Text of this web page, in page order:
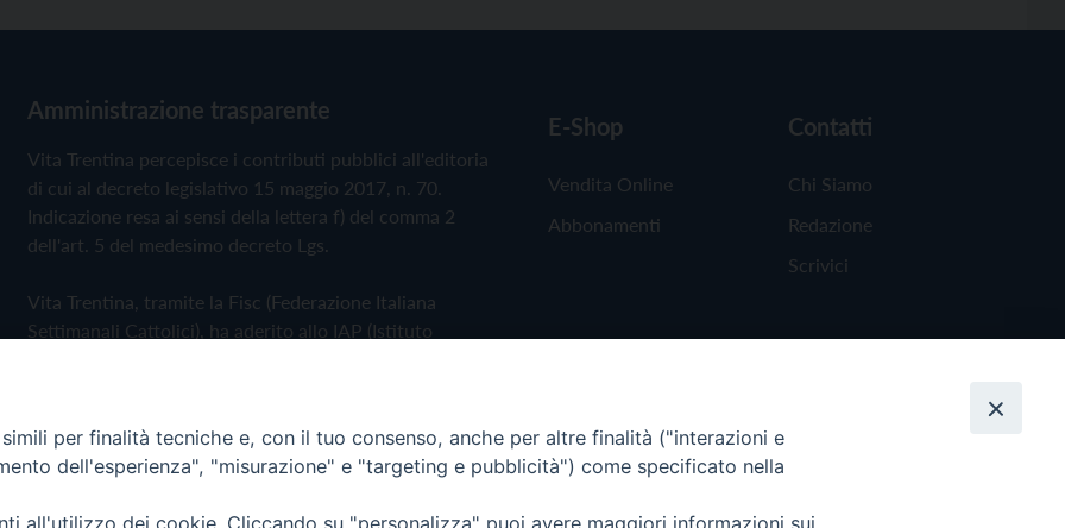
Amministrazione trasparente
Vita Trentina percepisce i contributi pubblici all'editoria
di cui al decreto legislativo 15 maggio 2017, n. 70.
Indicazione resa ai sensi della lettera f) del comma 2
dell'art. 5 del medesimo decreto Lgs.
Vita Trentina, tramite la Fisc (Federazione Italiana
Settimanali Cattolici), ha aderito allo IAP (Istituto
Privacy Policy Cookie Policy
E-Shop
Vendita Online
Abbonamenti
Contatti
Chi Siamo
Redazione
Scrivici
per finalità tecniche e, con il tuo consenso, anche per altre finalità ("interazioni e
dell'esperienza", "misurazione" e "targeting e pubblicità") come specificato nella